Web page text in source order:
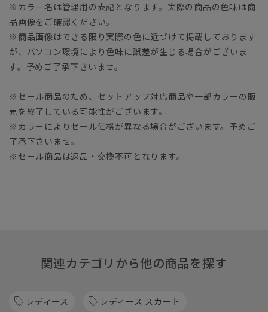
※カラー名は管理用の表記となります。実際の商品の色味は商
品画像をご確認ください。
※商品画像はできる限り実際の色に近づけて掲載しております
が、パソコン環境により色味に誤差が生じる場合がございま
す。予めご了承下さいませ。
※セール商品のため、セットアップ対応商品や一部カラーの販
売を終了している可能性がございます。
※カラーによりセール価格が異なる場合がございます。予めご
了承下さいませ。
※セール商品は返品・交換不可となります。
関連カテゴリから他の商品を探す
レディース レディース スカート